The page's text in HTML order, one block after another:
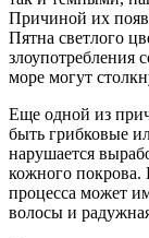
Причиной их
Пятна светлого
злоупотребления
море могут
Еще одной из
быть грибковые
нарушается
кожного
процесса может
волосы и